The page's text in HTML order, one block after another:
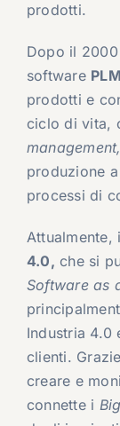
prodotti.
Dopo il
software
prodotti e
ciclo di vita,
management,
produzione
processi di
Attualmente,
4.0, che si
Software as
Industria
clienti.
creare e
connette i